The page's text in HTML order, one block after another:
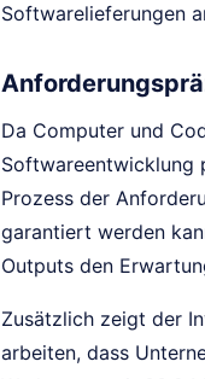
Softwarelieferungen
Da Computer und
Softwareentwicklung
Prozess der
garantiert werden
Outputs den
Zusätzlich zeigt der
arbeiten, dass